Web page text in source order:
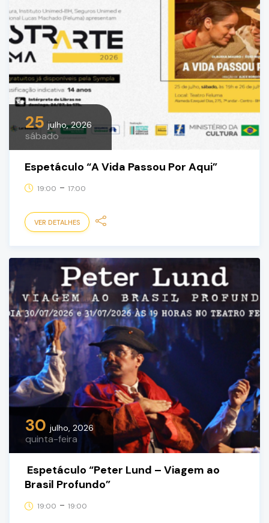
25 julho, 2026
sábado
Espetáculo “A Vida Passou Por Aqui”
19:00 - 17:00
VER DETALHES
30 julho, 2026
quinta-feira
Espetáculo “Peter Lund – Viagem ao
Brasil Profundo”
19:00 - 19:00